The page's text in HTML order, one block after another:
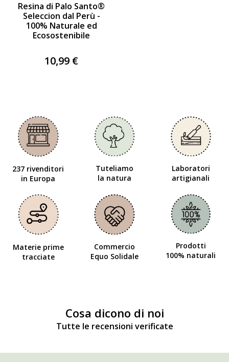
Resina di Palo Santo®
Seleccion dal Perù -
100% Naturale ed
Ecosostenibile
10,99 €
237 rivenditori
in Europa
Tuteliamo
la natura
Laboratori
artigianali
Materie prime
tracciate
Commercio
Equo Solidale
Prodotti
100% naturali
Cosa dicono di noi
Tutte le recensioni verificate